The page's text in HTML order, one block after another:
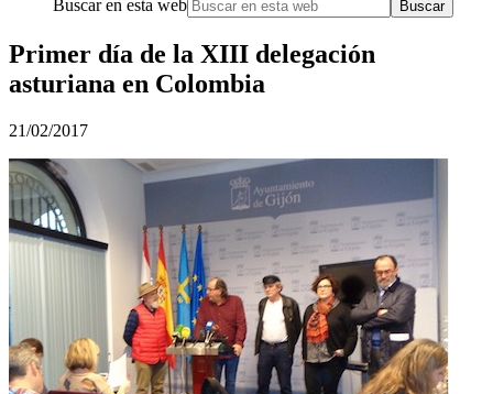
Buscar en esta web
Primer día de la XIII delegación
asturiana en Colombia
21/02/2017